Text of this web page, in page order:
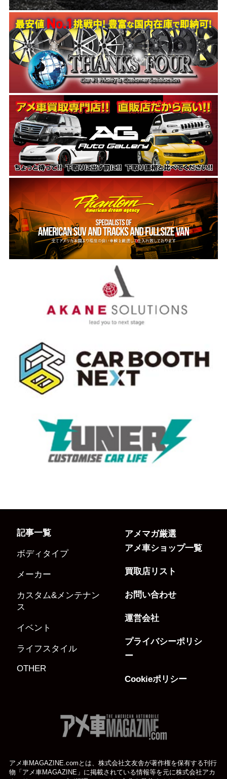
記事一覧
ボディタイプ
メーカー
カスタム&メンテナン
ス
イベント
ライフスタイル
OTHER
アメマガ厳選
アメ車ショップ一覧
買取店リスト
お問い合わせ
運営会社
プライバシーポリシ
ー
Cookieポリシー
アメ車MAGAZINE.comとは、株式会社文友舎が著作権を保有する刊行
物「アメ車MAGAZINE」に掲載されている情報等を元に株式会社アカ